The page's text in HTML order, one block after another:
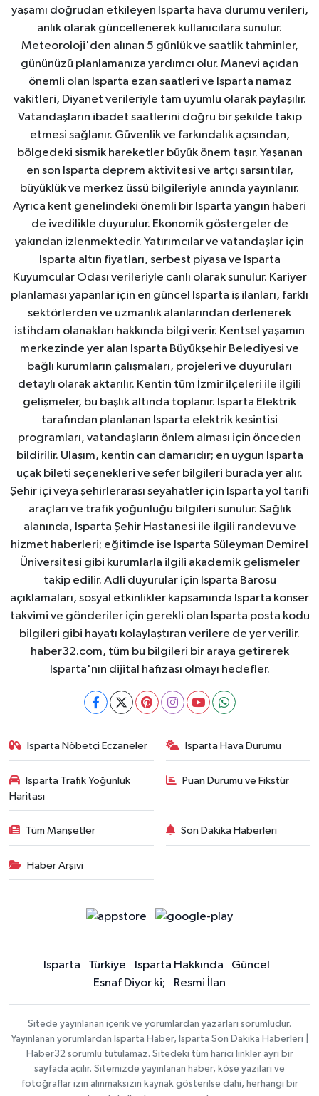
yaşamı doğrudan etkileyen Isparta hava durumu verileri,
anlık olarak güncellenerek kullanıcılara sunulur.
Meteoroloji'den alınan 5 günlük ve saatlik tahminler,
gününüzü planlamanıza yardımcı olur. Manevi açıdan
önemli olan Isparta ezan saatleri ve Isparta namaz
vakitleri, Diyanet verileriyle tam uyumlu olarak paylaşılır.
Vatandaşların ibadet saatlerini doğru bir şekilde takip
etmesi sağlanır. Güvenlik ve farkındalık açısından,
bölgedeki sismik hareketler büyük önem taşır. Yaşanan
en son Isparta deprem aktivitesi ve artçı sarsıntılar,
büyüklük ve merkez üssü bilgileriyle anında yayınlanır.
Ayrıca kent genelindeki önemli bir Isparta yangın haberi
de ivedilikle duyurulur. Ekonomik göstergeler de
yakından izlenmektedir. Yatırımcılar ve vatandaşlar için
Isparta altın fiyatları, serbest piyasa ve Isparta
Kuyumcular Odası verileriyle canlı olarak sunulur. Kariyer
planlaması yapanlar için en güncel Isparta iş ilanları, farklı
sektörlerden ve uzmanlık alanlarından derlenerek
istihdam olanakları hakkında bilgi verir. Kentsel yaşamın
merkezinde yer alan Isparta Büyükşehir Belediyesi ve
bağlı kurumların çalışmaları, projeleri ve duyuruları
detaylı olarak aktarılır. Kentin tüm İzmir ilçeleri ile ilgili
gelişmeler, bu başlık altında toplanır. Isparta Elektrik
tarafından planlanan Isparta elektrik kesintisi
programları, vatandaşların önlem alması için önceden
bildirilir. Ulaşım, kentin can damarıdır; en uygun Isparta
uçak bileti seçenekleri ve sefer bilgileri burada yer alır.
Şehir içi veya şehirlerarası seyahatler için Isparta yol tarifi
araçları ve trafik yoğunluğu bilgileri sunulur. Sağlık
alanında, Isparta Şehir Hastanesi ile ilgili randevu ve
hizmet haberleri; eğitimde ise Isparta Süleyman Demirel
Üniversitesi gibi kurumlarla ilgili akademik gelişmeler
takip edilir. Adli duyurular için Isparta Barosu
açıklamaları, sosyal etkinlikler kapsamında Isparta konser
takvimi ve gönderiler için gerekli olan Isparta posta kodu
bilgileri gibi hayatı kolaylaştıran verilere de yer verilir.
haber32.com, tüm bu bilgileri bir araya getirerek
Isparta'nın dijital hafızası olmayı hedefler.
Isparta Nöbetçi Eczaneler Isparta Hava Durumu
Isparta Trafik Yoğunluk
Haritası
Puan Durumu ve Fikstür
Tüm Manşetler Son Dakika Haberleri
Haber Arşivi
Isparta Türkiye Isparta Hakkında
Güncel
Esnaf Diyor ki;
Resmi İlan
Sitede yayınlanan içerik ve yorumlardan yazarları sorumludur.
Yayınlanan yorumlardan Isparta Haber, Isparta Son Dakika Haberleri |
Haber32 sorumlu tutulamaz. Sitedeki tüm harici linkler ayrı bir
sayfada açılır. Sitemizde yayınlanan haber, köşe yazıları ve
fotoğraflar izin alınmaksızın kaynak gösterilse dahi, herhangi bir